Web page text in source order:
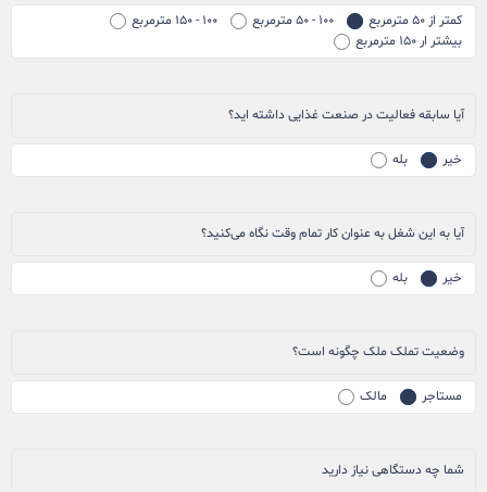
کمتر از ۵۰ مترمربع ۱۰۰ - ۵۰ مترمربع
۱۰۰ - ۱۵۰ مترمربع
بیشتر ار ۱۵۰ مترمربع
آیا سابقه فعالیت در صنعت غذایی داشته اید؟
خیر بله
آیا به این شغل به عنوان کار تمام وقت نگاه می‌کنید؟
خیر بله
وضعیت تملک ملک چگونه است؟
مستاجر مالک
شما چه دستگاهی نیاز دارید